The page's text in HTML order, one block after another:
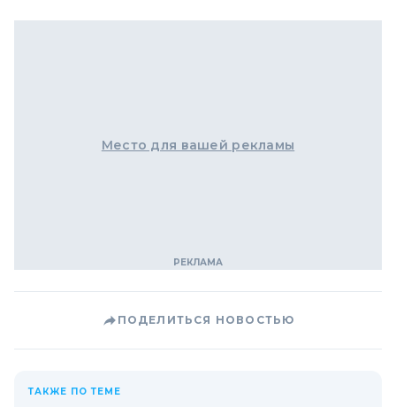
Место для вашей рекламы
ПОДЕЛИТЬСЯ НОВОСТЬЮ
ТАКЖЕ ПО ТЕМЕ